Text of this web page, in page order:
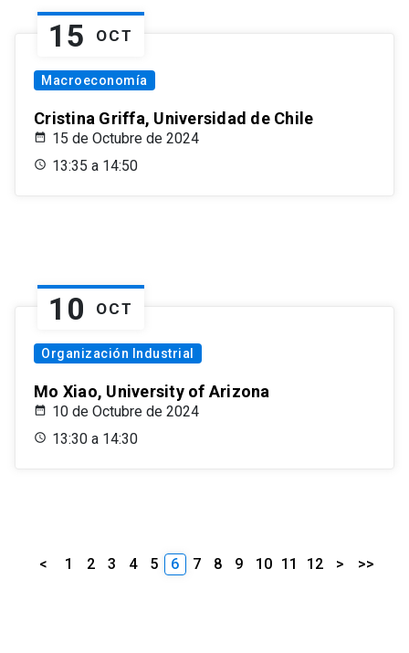
15 OCT
Macroeconomía
Cristina Griffa, Universidad de Chile
15 de Octubre de 2024
13:35 a 14:50
10 OCT
Organización Industrial
Mo Xiao, University of Arizona
10 de Octubre de 2024
13:30 a 14:30
< 1 2 3 4 5 6 7 8 9 10 11 12 > >>